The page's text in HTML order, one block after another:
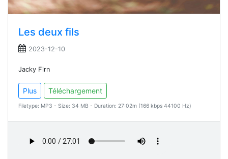
Les deux fils
2023-12-10
Jacky Firn
Plus Téléchargement
Filetype: MP3 - Size: 34 MB - Duration: 27:02m (166 kbps 44100 Hz)